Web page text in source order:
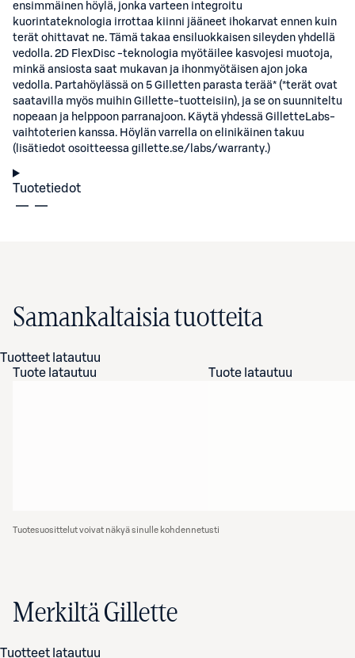
ensimmäinen höylä, jonka varteen integroitu
kuorintateknologia irrottaa kiinni jääneet ihokarvat ennen kuin
terät ohittavat ne. Tämä takaa ensiluokkaisen sileyden yhdellä
vedolla. 2D FlexDisc -teknologia myötäilee kasvojesi muotoja,
minkä ansiosta saat mukavan ja ihonmyötäisen ajon joka
vedolla. Partahöylässä on 5 Gilletten parasta terää* (*terät ovat
saatavilla myös muihin Gillette-tuotteisiin), ja se on suunniteltu
nopeaan ja helppoon parranajoon. Käytä yhdessä GilletteLabs-
vaihtoterien kanssa. Höylän varrella on elinikäinen takuu
(lisätiedot osoitteessa gillette.se/labs/warranty.)
Tuotetiedot
Samankaltaisia tuotteita
Tuotteet latautuu
Tuote latautuu
Tuote latautuu
Tuotesuosittelut voivat näkyä sinulle kohdennetusti
Merkiltä Gillette
Tuotteet latautuu